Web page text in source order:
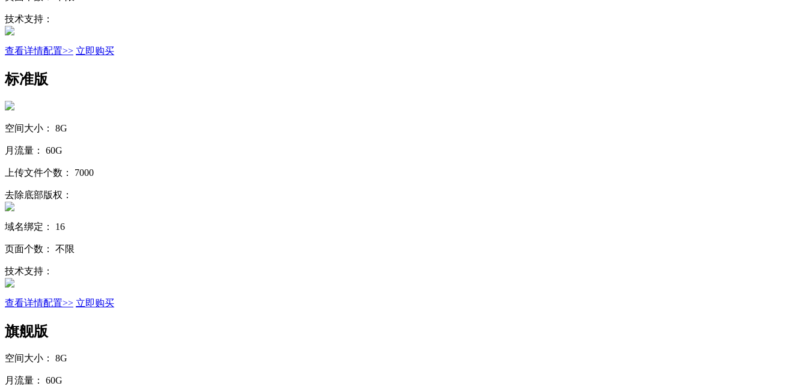
技术支持：
查看详情配置>> 立即购买
标准版
空间大小： 8G
月流量： 60G
上传文件个数： 7000
去除底部版权：
域名绑定： 16
页面个数： 不限
技术支持：
查看详情配置>> 立即购买
旗舰版
空间大小： 8G
月流量： 60G